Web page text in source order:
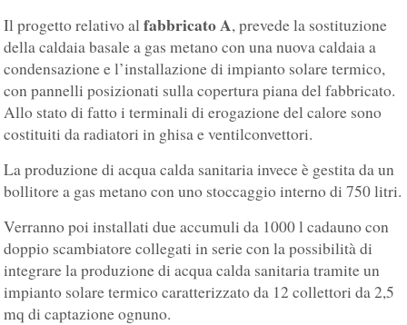
Il progetto relativo alfabbricato A, prevede la sostituzione
della caldaia basale a gas metano con una nuova caldaia a
condensazione e l’installazione di impianto solare termico,
con pannelli posizionati sulla copertura piana del fabbricato.
Allo stato di fatto i terminali di erogazione del calore sono
costituiti da radiatori in ghisa e ventilconvettori.
La produzione di acqua calda sanitaria invece è gestita da un
bollitore a gas metano con uno stoccaggio interno di 750 litri.
Verranno poi installati due accumuli da 1000 l cadauno con
doppio scambiatore collegati in serie con la possibilità di
integrare la produzione di acqua calda sanitaria tramite un
impianto solare termico caratterizzato da 12 collettori da 2,5
mq di captazione ognuno.